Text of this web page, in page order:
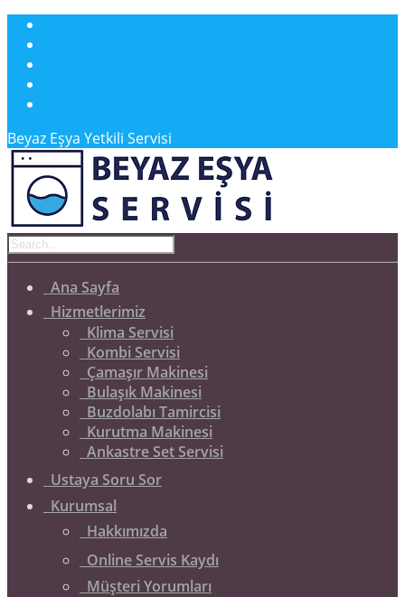
Beyaz Eşya Yetkili Servisi
Ana Sayfa
Hizmetlerimiz
Klima Servisi
Kombi Servisi
Çamaşır Makinesi
Bulaşık Makinesi
Buzdolabı Tamircisi
Kurutma Makinesi
Ankastre Set Servisi
Ustaya Soru Sor
Kurumsal
Hakkımızda
Online Servis Kaydı
Müşteri Yorumları